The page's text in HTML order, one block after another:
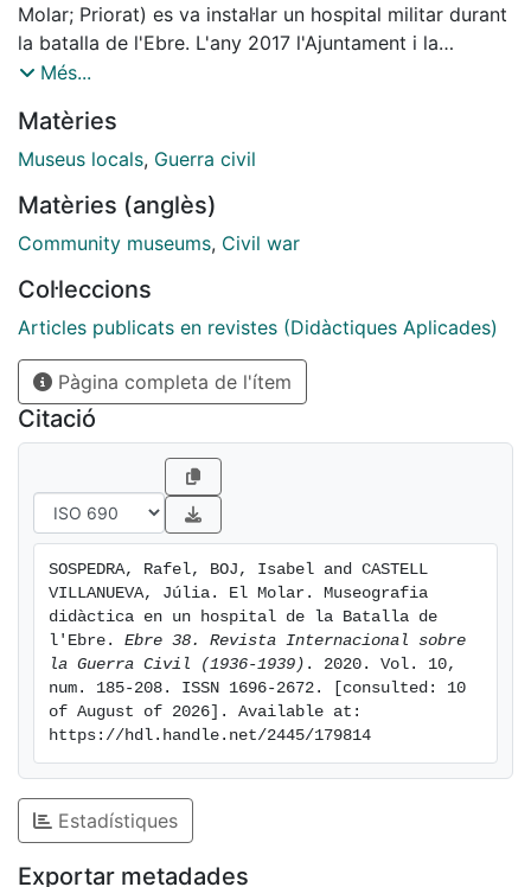
Molar; Priorat) es va instal·lar un hospital militar durant
la batalla de l'Ebre. L'any 2017 l'Ajuntament i la
Universitat de Barcelona van endegar un projecte per
exposició singular que presentés la problemàtica de la
sanitat de l'Exèrcit Popular durant la Guerra Civil
l'Ebre. En la proposta es va assajar un nou model
integral de museografia didàctica, de baix cost, que
estigués fonamentada a partir d'iconografia estàtica i
cinètica generada a partir de grups de recreació
històrica. Aquesta proposta havia de ser congruent
amb la utilització d'escenografies didàctiques i
l'exposició d'una extraordinària col·lecció de medicina i
cirurgia de guerra cedida pel Dr. Jordi i Marina Jara,
com també una rellevant selecció de peces aportades
per la família Mauri. La resultant ha estat un
equipament cultural rellevant en referència a la Guerra
Més...
Matèries
Museus locals, Guerra civil
Matèries (anglès)
Community museums, Civil war
Col·leccions
Articles publicats en revistes (Didàctiques Aplicades)
Pàgina completa de l'ítem
Citació
SOSPEDRA, Rafel, BOJ, Isabel and CASTELL
VILLANUEVA, Júlia. El Molar. Museografia
didàctica en un hospital de la Batalla de
l'Ebre. Ebre 38. Revista Internacional sobre
la Guerra Civil (1936-1939) . 2020. Vol. 10,
num. 185-208. ISSN 1696-2672. [consulted: 10
of August of 2026]. Available at:
https://hdl.handle.net/2445/179814
Estadístiques
Exportar metadades